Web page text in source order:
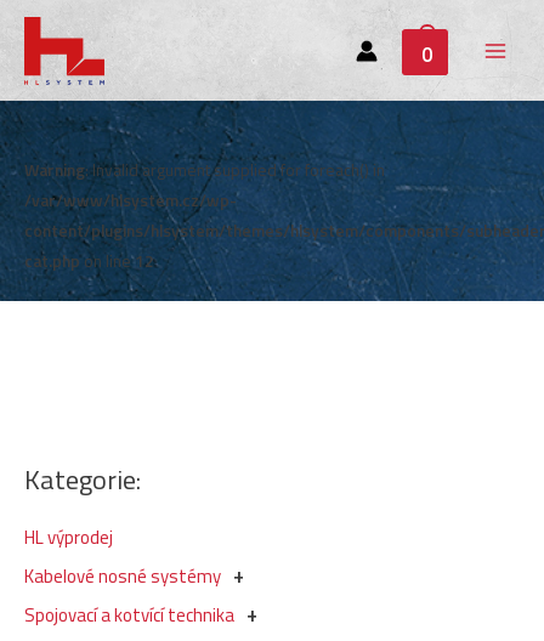
0
Main
Menu
Kategorie:
HL výprodej
Kabelové nosné systémy
Spojovací a kotvící technika
Warning: Invalid argument supplied for foreach() in
/var/www/hlsystem.cz/wp-
content/plugins/hlsystem/themes/hlsystem/components/
cat.phpon line12